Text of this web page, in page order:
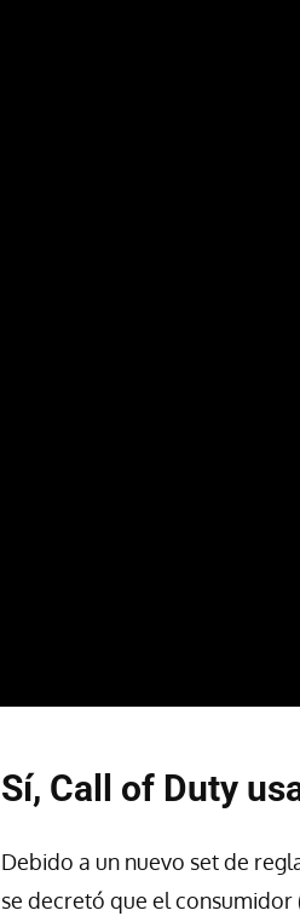
Sí, Call of Duty
Debido a un nuevo set de
se decretó que el consumidor